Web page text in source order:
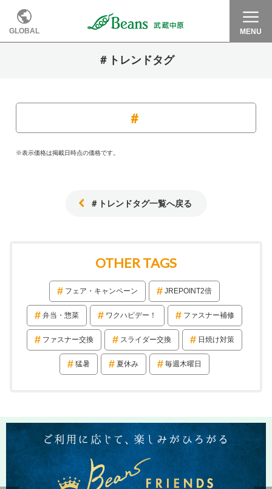
GLOBAL MENU
＃トレンドタグ
※表示価格は掲載日時点の価格です。
＃トレンドタグ一覧へ戻る
OTHER TAGS
フェア・キャンペーン JREPOINT2倍
弁当・惣菜 ワクハピデー！ ファスナー補修
ファスナー交換 スライダー交換 日焼け対策
猛暑 夏休み 毎週木曜日